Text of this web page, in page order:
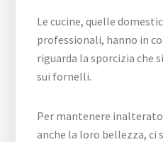
Le cucine, quelle
professionali, hanno in
riguarda la sporcizia che
sui fornelli.
Per mantenere
anche la loro bellezza, ci